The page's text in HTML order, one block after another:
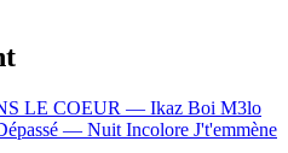
LE COEUR — Ikaz Boi M3lo
— Nuit Incolore J't'emmène